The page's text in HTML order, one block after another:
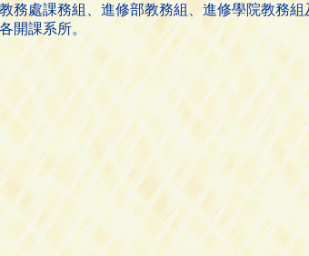
務處課務組、進修部教務組、進修學院教務組
開課系所。